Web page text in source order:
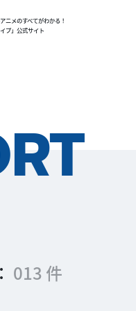
ニメのすべてがわかる！
プ」公式サイト
013 件